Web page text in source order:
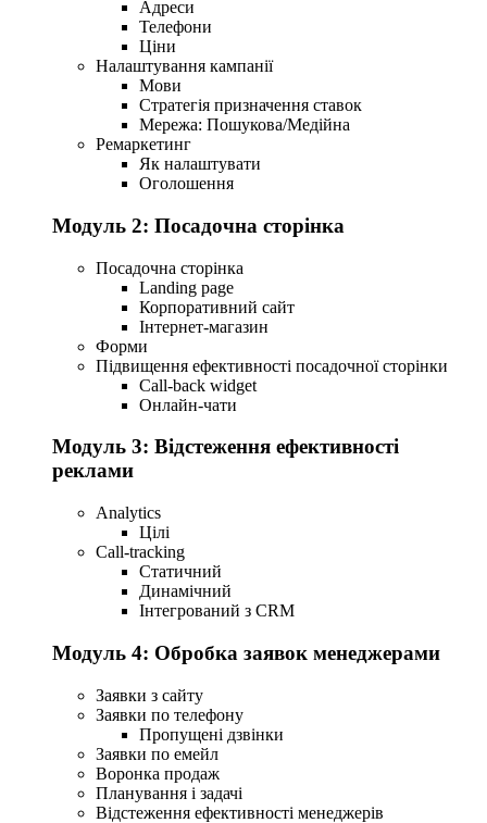
Адреси
Телефони
Ціни
Налаштування кампанії
Мови
Стратегія призначення ставок
Мережа: Пошукова/Медійна
Ремаркетинг
Як налаштувати
Оголошення
Модуль 2: Посадочна сторінка
Посадочна сторінка
Landing page
Корпоративний сайт
Інтернет-магазин
Форми
Підвищення ефективності посадочної сторінки
Call-back widget
Онлайн-чати
Модуль 3: Відстеження ефективності
реклами
Analytics
Цілі
Call-tracking
Статичний
Динамічний
Інтегрований з CRM
Модуль 4: Обробка заявок менеджерами
Заявки з сайту
Заявки по телефону
Пропущені дзвінки
Заявки по емейл
Воронка продаж
Планування і задачі
Відстеження ефективності менеджерів